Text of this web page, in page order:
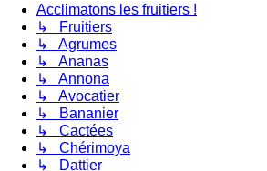
Acclimatons les fruitiers !
↳ Fruitiers
↳ Agrumes
↳ Ananas
↳ Annona
↳ Avocatier
↳ Bananier
↳ Cactées
↳ Chérimoya
↳ Dattier